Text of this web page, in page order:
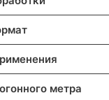
метра